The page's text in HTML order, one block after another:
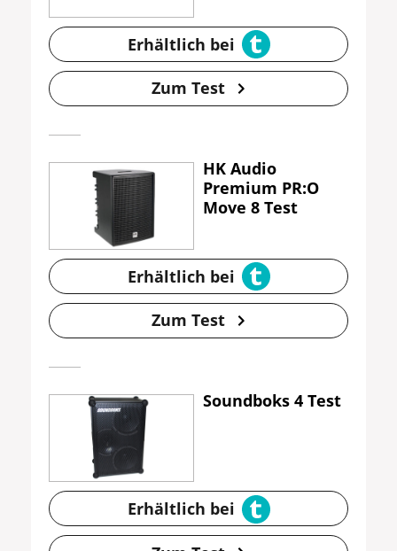
Erhältlich bei
Zum Test
HK Audio
Premium PR:O
Move 8 Test
Erhältlich bei
Zum Test
Soundboks 4 Test
Erhältlich bei